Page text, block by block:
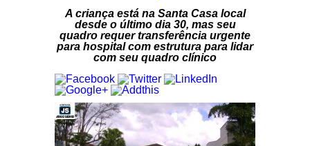
A criança está na Santa Casa local
desde o último dia 30, mas seu
quadro requer transferência urgente
para hospital com estrutura para lidar
com seu quadro clínico